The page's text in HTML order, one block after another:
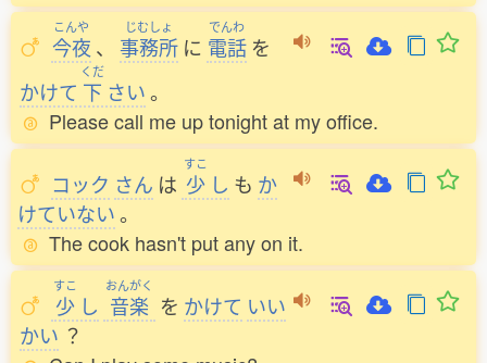
こんや
今夜 、
じむしょ
事務所 に
でんわ
電話 を
かけて
くだ
下 さい。
Please call me up tonight at my office.
コック さん は
すこ
少 し も か
けていない。
The cook hasn't put any on it.
すこ
少 し
おんがく
音楽 を かけて いい
かい ？